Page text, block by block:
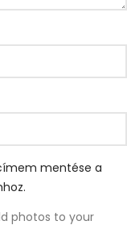
mentése a
photos to your